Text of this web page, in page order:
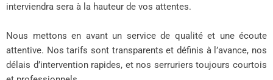
interviendra sera à la hauteur de vos attentes.
Nous mettons en avant un service de qualité et une écoute
attentive. Nos tarifs sont transparents et définis à l’avance, nos
délais d’intervention rapides, et nos serruriers toujours courtois